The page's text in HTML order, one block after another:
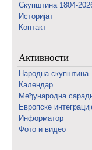
Скупштина 1804-
Историјат
Контакт
Активности
Народна скупштина
Календар
Међународна
Европске
Информатор
Фото и видео